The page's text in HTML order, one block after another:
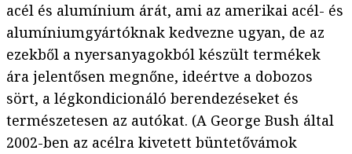
acél és alumínium árát, ami az amerikai acél- és
alumíniumgyártóknak kedvezne ugyan, de az
ezekből a nyersanyagokból készült termékek
ára jelentősen megnőne, ideértve a dobozos
sört, a légkondicionáló berendezéseket és
természetesen az autókat. (A George Bush által
2002-ben az acélra kivetett büntetővámok